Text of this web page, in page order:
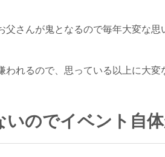
さんが鬼となるので毎年大変な思
れるので、思っている以上に大変
のでイベント自